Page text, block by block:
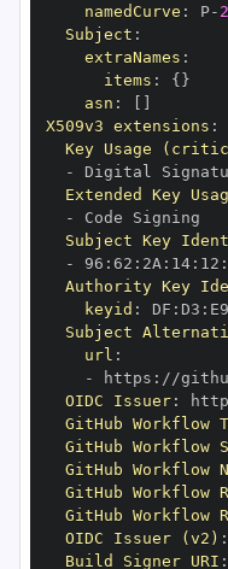
namedCurve : P-
Subject :
extraNames :
items : { }
asn :
X509v3 extensions :
Key Usage
-
Extended Key
-
Subject Key
-
96 : 62 : 2A : 14: 12 :
Authority Key
keyid : DF : D3 : E9
Subject
url :
-
https : //
OIDC Issuer:
GitHub Workflow
GitHub Workflow
GitHub Workflow
GitHub Workflow
GitHub Workflow
OIDC Issuer (v2) :
Build Signer URI :